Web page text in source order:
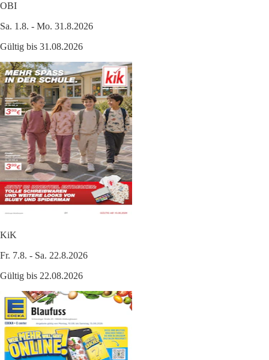
OBI
Sa. 1.8. - Mo. 31.8.2026
Gültig bis 31.08.2026
KiK
Fr. 7.8. - Sa. 22.8.2026
Gültig bis 22.08.2026